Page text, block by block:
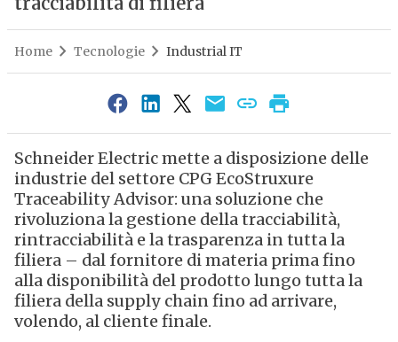
Home Tecnologie Industrial IT
Schneider Electric mette a disposizione delle
industrie del settore CPG EcoStruxure
Traceability Advisor: una soluzione che
rivoluziona la gestione della tracciabilità,
rintracciabilità e la trasparenza in tutta la
filiera – dal fornitore di materia prima fino
alla disponibilità del prodotto lungo tutta la
filiera della supply chain fino ad arrivare,
volendo, al cliente finale.